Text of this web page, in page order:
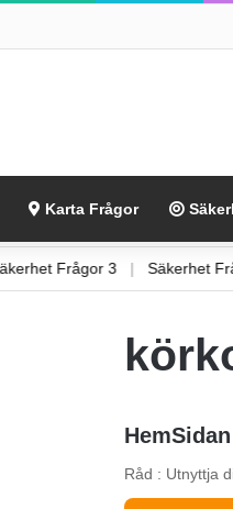
Karta Frågor
Säkerhet Frågor 3 | Säkerhet
HemSidan
Råd : Utnyttja